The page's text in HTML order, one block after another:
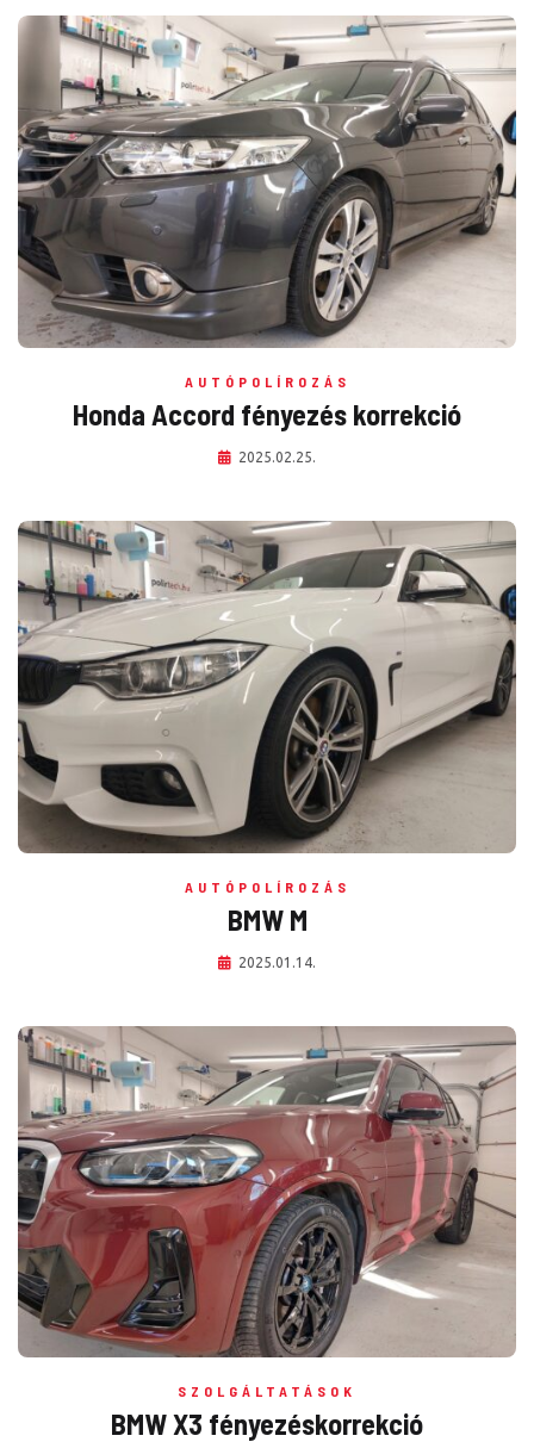
AUTÓPOLÍROZÁS
Honda Accord fényezés korrekció
2025.02.25.
AUTÓPOLÍROZÁS
BMW M
2025.01.14.
SZOLGÁLTATÁSOK
BMW X3 fényezéskorrekció